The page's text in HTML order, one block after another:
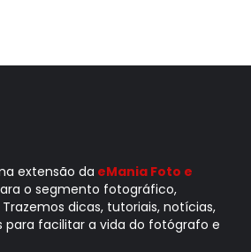
extensão da eMania Foto e
o segmento fotográfico,
dicas, tutoriais, notícias,
para facilitar a vida do fotógrafo e